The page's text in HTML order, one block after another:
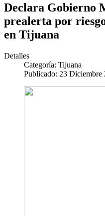
Declara Gobierno
prealerta por
en Tijuana
Detalles
Categoría: Tijuana
Publicado: 23 Diciembre